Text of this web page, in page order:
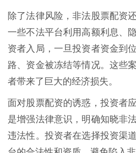
除了法律风险，非法股票配资
一些不法平台利用高额利息、
资者入局，一旦投资者资金到
路、资金被冻结等情况。这些
者带来了巨大的经济损失。
面对股票配资的诱惑，投资者
是增强法律意识，明确知晓非
违法性。投资者在选择投资渠